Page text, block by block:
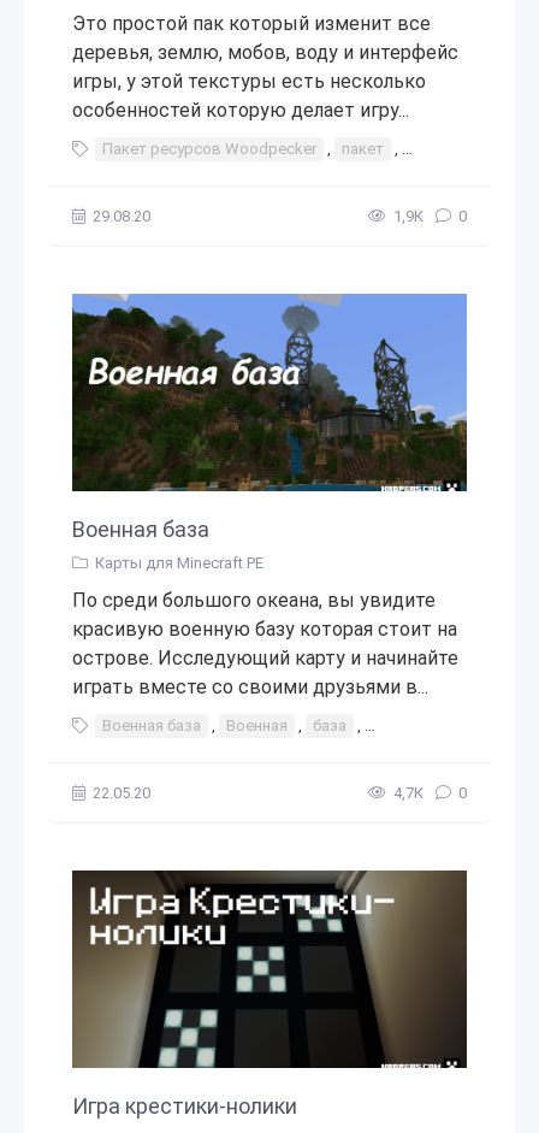
Это простой пак который изменит все
деревья, землю, мобов, воду и интерфейс
игры, у этой текстуры есть несколько
особенностей которую делает игру...
Пакет ресурсов Woodpecker , пакет , ресурс
29.08.20 1,9К 0
Военная база
Карты для Minecraft PE
По среди большого океана, вы увидите
красивую военную базу которая стоит на
острове. Исследующий карту и начинайте
играть вместе со своими друзьями в...
Военная база , Военная , база , интересное
22.05.20 4,7К 0
Игра крестики-нолики